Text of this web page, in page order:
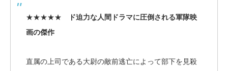
★★★★★
ド迫力な人間ドラマに圧倒される軍隊映
画の傑作
直属の上司である大尉の敵前逃亡によって部下を見殺